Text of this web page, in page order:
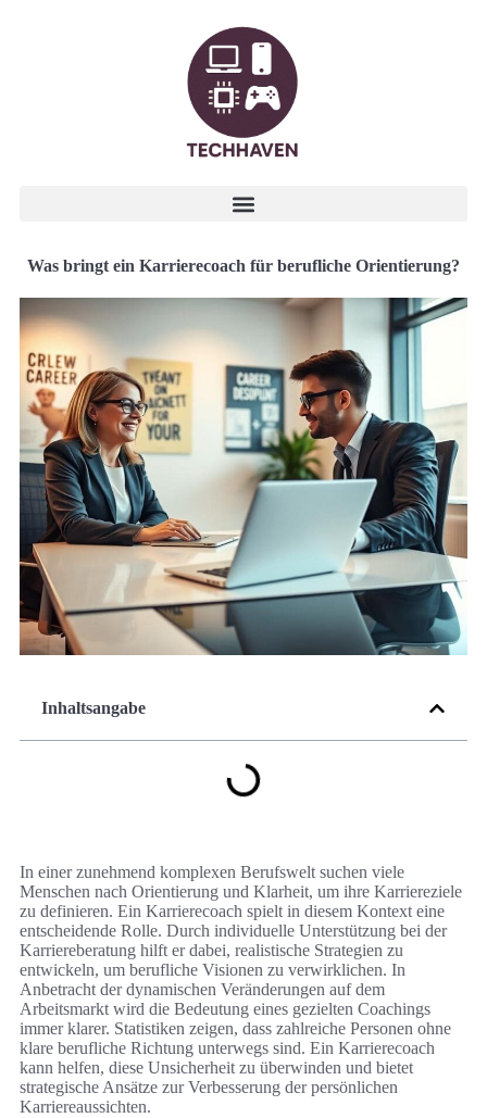
Was bringt ein Karrierecoach für berufliche Orientierung?
Inhaltsangabe
In einer zunehmend komplexen Berufswelt suchen viele
Menschen nach Orientierung und Klarheit, um ihre Karriereziele
zu definieren. Ein Karrierecoach spielt in diesem Kontext eine
entscheidende Rolle. Durch individuelle Unterstützung bei der
Karriereberatung hilft er dabei, realistische Strategien zu
entwickeln, um berufliche Visionen zu verwirklichen. In
Anbetracht der dynamischen Veränderungen auf dem
Arbeitsmarkt wird die Bedeutung eines gezielten Coachings
immer klarer. Statistiken zeigen, dass zahlreiche Personen ohne
klare berufliche Richtung unterwegs sind. Ein Karrierecoach
kann helfen, diese Unsicherheit zu überwinden und bietet
strategische Ansätze zur Verbesserung der persönlichen
Karriereaussichten.